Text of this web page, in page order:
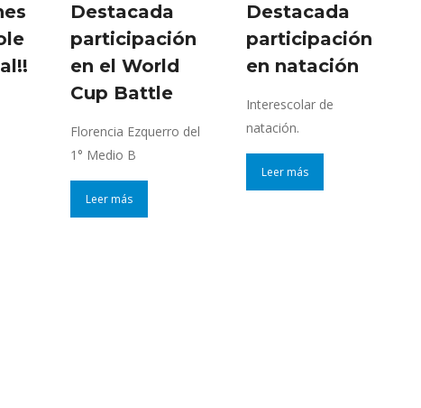
Destacada
participación
en el World
Cup Battle
Florencia Ezquerro del
1° Medio B
Leer más
Destacada
participación
en natación
Interescolar de
natación.
Leer más